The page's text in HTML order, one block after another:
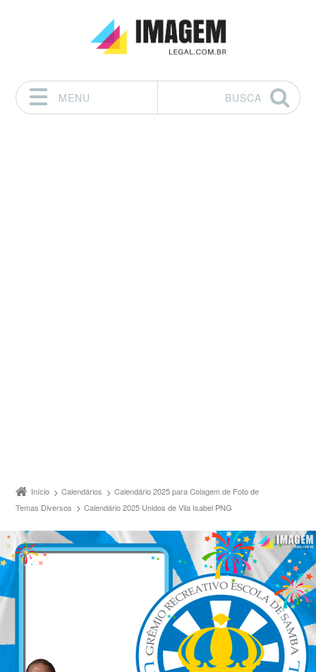
MENU
BUSCA
Início Calendários
Calendário 2025 para Colagem de Foto de
Temas Diversos
Calendário 2025 Unidos de Vila Isabel PNG